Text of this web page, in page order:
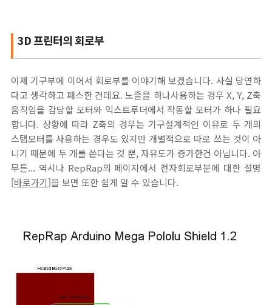
3D 프린터의 회로부
이제 기구부에 이어서 회로부를 이야기해 보겠습니다. 사실 당연하
다고 생각하고 패스한 건데요. 노즐을 하나사용하는 경우 X, Y, Z축
움직임을 감당할 모터와 익스트루더에서 작동할 모터가 하나 필요
합니다. 상황에 따라 Z축의 경우는 기구설계적인 이유로 두 개의
스탭모터를 사용하는 경우도 있지만 개별적으로 따로 쓰는 것이 아
니기 때문에 두 개를 쓴다는 것 뿐, 자유도가 증가한건 아닙니다. 아
무튼... 역시나 RepRap의 페이지에서 전자회로부분에 대한 설명
[바로가기]을 보면 또한 쉽게 알 수 있습니다.